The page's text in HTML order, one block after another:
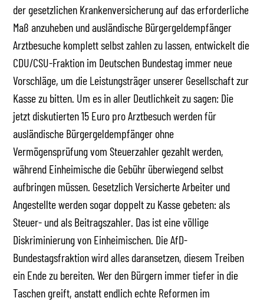
der gesetzlichen Krankenversicherung auf das erforderliche
Maß anzuheben und ausländische Bürgergeldempfänger
Arztbesuche komplett selbst zahlen zu lassen, entwickelt die
CDU/CSU-Fraktion im Deutschen Bundestag immer neue
Vorschläge, um die Leistungsträger unserer Gesellschaft zur
Kasse zu bitten. Um es in aller Deutlichkeit zu sagen: Die
jetzt diskutierten 15 Euro pro Arztbesuch werden für
ausländische Bürgergeldempfänger ohne
Vermögensprüfung vom Steuerzahler gezahlt werden,
während Einheimische die Gebühr überwiegend selbst
aufbringen müssen. Gesetzlich Versicherte Arbeiter und
Angestellte werden sogar doppelt zu Kasse gebeten: als
Steuer- und als Beitragszahler. Das ist eine völlige
Diskriminierung von Einheimischen. Die AfD-
Bundestagsfraktion wird alles daransetzen, diesem Treiben
ein Ende zu bereiten. Wer den Bürgern immer tiefer in die
Taschen greift, anstatt endlich echte Reformen im